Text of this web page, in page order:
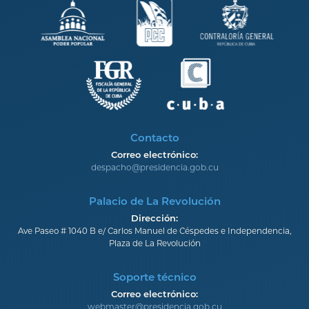
Contacto
Correo electrónico:
despacho@presidencia.gob.cu
Palacio de La Revolución
Dirección:
Ave Paseo # 1040 B e/ Carlos Manuel de Céspedes e Independencia,
Plaza de La Revolución
Soporte técnico
Correo electrónico:
webmaster@presidencia.gob.cu